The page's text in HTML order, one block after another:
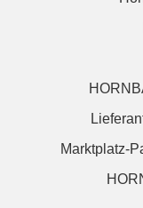
Marktplatz-